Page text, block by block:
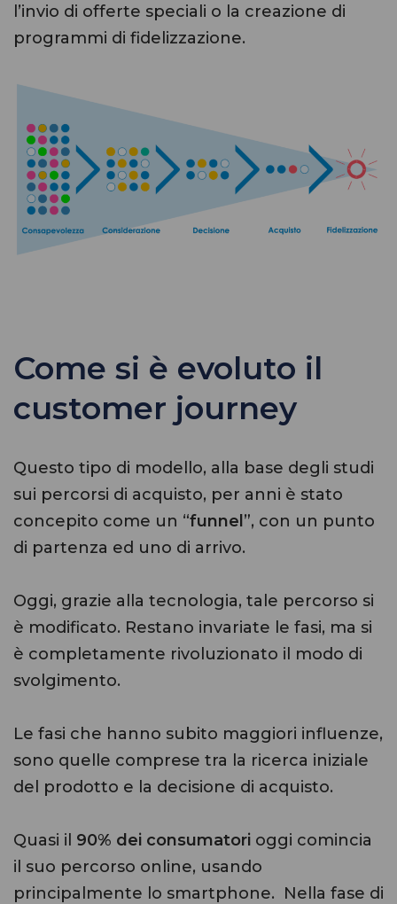
l’invio di offerte speciali o la creazione di
programmi di fidelizzazione.
Come si è evoluto il
customer journey
Questo tipo di modello, alla base degli studi
sui percorsi di acquisto, per anni è stato
concepito come un “funnel ”, con un punto
di partenza ed uno di arrivo.
Oggi, grazie alla tecnologia, tale percorso si
è modificato. Restano invariate le fasi, ma si
è completamente rivoluzionato il modo di
svolgimento.
Le fasi che hanno subito maggiori influenze,
sono quelle comprese tra la ricerca iniziale
del prodotto e la decisione di acquisto.
Quasi il 90% dei consumatori oggi comincia
il suo percorso online, usando
principalmente lo smartphone. Nella fase di